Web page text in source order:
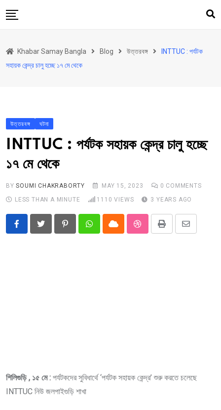
to
উত্তরবঙ্গ
আরও কিছু
Contact
Khabar Samay Hindi
Khabar Samay Bangla Blog উত্তরবঙ্গ
INTTUC : পর্যটক
সহায়ক কেন্দ্র চালু হচ্ছে ১৭ মে থেকে
উত্তরবঙ্গ ঘটনা
INTTUC : পর্যটক সহায়ক কেন্দ্র চালু হচ্ছে
১৭ মে থেকে
BYSOUMI CHAKRABORTY MAY 15, 2023 0 COMMENTS
LESS THAN A MINUTE
1110 VIEWS 3 YEARS AGO
PinterestWhatsappCloud StumbleUpon
Print
Share
শিলিগুড়ি , ১৫ মে : পর্যটকদের সুবিধার্থে ‘পর্যটক সহায়ক কেন্দ্র’ শুরু করতে চলেছে
INTTUC নিউ জলপাইগুড়ি শাখা